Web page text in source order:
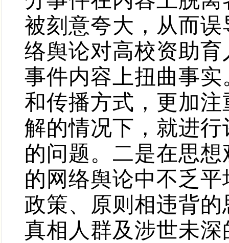
被刻意夸大，从而
络舆论对高校资助
事件内容上扭曲事
和传播方式，更加
解的情况下，就进
的问题。二是在思
的网络舆论中不乏
政策、原则相违背
真相人群及涉世未